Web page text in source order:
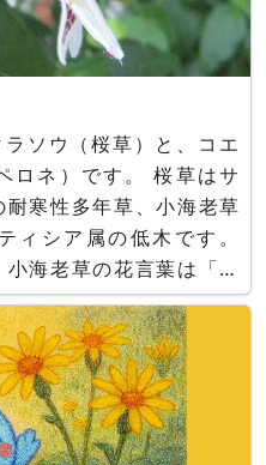
ソウ（桜草）と、コエ
です。 桜草はサ
寒性多年草、小海老草
ィシア属の低木です。
海老草の花言葉は「機
www.flower-